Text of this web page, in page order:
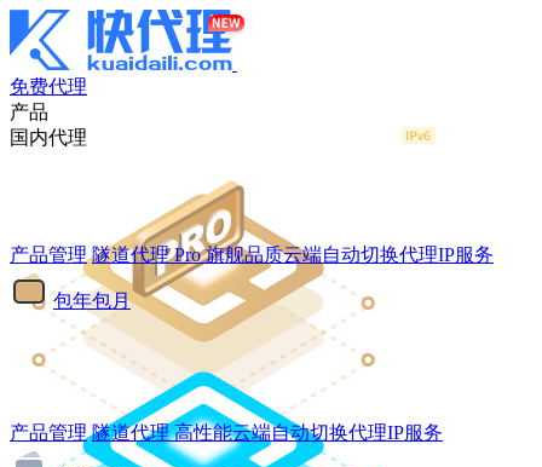
免费代理
产品
国内代理
产品管理 隧道代理Pro 旗舰品质云端自动切换代理IP服务
包年包月
产品管理 隧道代理 高性能云端自动切换代理IP服务